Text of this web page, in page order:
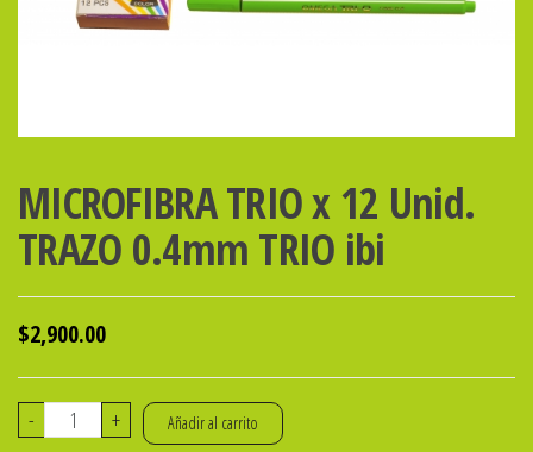
MICROFIBRA TRIO x 12 Unid.
TRAZO 0.4mm TRIO ibi
$2,900.00
-
MICROFIBRA
+ Añadir al carrito